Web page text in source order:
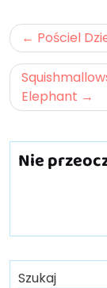
Nawigacja
wpisu
Pościel
Elephant
Nie
Szukaj